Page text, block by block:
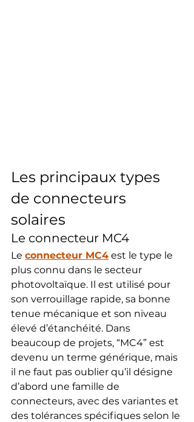
Les principaux types
de connecteurs
solaires
Le connecteur MC4
Le connecteur MC4 est le type le
plus connu dans le secteur
photovoltaïque. Il est utilisé pour
son verrouillage rapide, sa bonne
tenue mécanique et son niveau
élevé d’étanchéité. Dans
beaucoup de projets, “MC4” est
devenu un terme générique, mais
il ne faut pas oublier qu’il désigne
d’abord une famille de
connecteurs, avec des variantes et
des tolérances spécifiques selon le